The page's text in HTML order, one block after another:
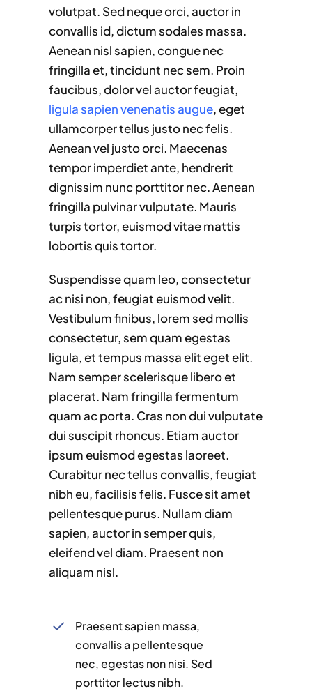
volutpat. Sed neque orci, auctor in
convallis id, dictum sodales massa.
Aenean nisl sapien, congue nec
fringilla et, tincidunt nec sem. Proin
faucibus, dolor vel auctor feugiat,
ligula sapien venenatis augue, eget
ullamcorper tellus justo nec felis.
Aenean vel justo orci. Maecenas
tempor imperdiet ante, hendrerit
dignissim nunc porttitor nec. Aenean
fringilla pulvinar vulputate. Mauris
turpis tortor, euismod vitae mattis
lobortis quis tortor.
Suspendisse quam leo, consectetur
ac nisi non, feugiat euismod velit.
Vestibulum finibus, lorem sed mollis
consectetur, sem quam egestas
ligula, et tempus massa elit eget elit.
Nam semper scelerisque libero et
placerat. Nam fringilla fermentum
quam ac porta. Cras non dui vulputate
dui suscipit rhoncus. Etiam auctor
ipsum euismod egestas laoreet.
Curabitur nec tellus convallis, feugiat
nibh eu, facilisis felis. Fusce sit amet
pellentesque purus. Nullam diam
sapien, auctor in semper quis,
eleifend vel diam. Praesent non
aliquam nisl.
Praesent sapien massa,
convallis a pellentesque
nec, egestas non nisi. Sed
porttitor lectus nibh.